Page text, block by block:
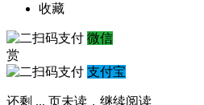
收藏
微信
赏
支付宝
还剩 ... 页未读， 继续阅读